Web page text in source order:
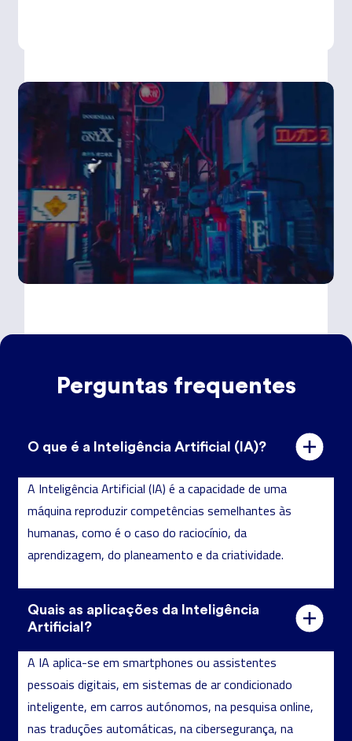
Diogo Barros
Licenciado em design de jogos digitais e em
tecnologias para web. Atualmente, trabalha como
front-end developer e UI designer. De Londres à
Finlândia e ao Japão, da medicina às artes marciais,
é hoje sensei por vocação.
Perguntas frequentes
O que é a Inteligência Artificial (IA)?
A Inteligência Artificial (IA) é a capacidade de uma
máquina reproduzir competências semelhantes às
humanas, como é o caso do raciocínio, da
aprendizagem, do planeamento e da criatividade.
Quais as aplicações da Inteligência
Artificial?
A IA aplica-se em smartphones ou assistentes
pessoais digitais, em sistemas de ar condicionado
inteligente, em carros autónomos, na pesquisa online,
nas traduções automáticas, na cibersegurança, na